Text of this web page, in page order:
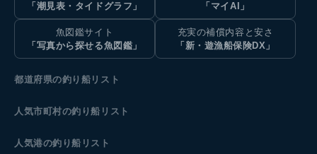
「潮見表・タイドグラフ」
「マイAI」
魚図鑑サイト
「写真から探せる魚図鑑」
充実の補償内容と安さ
「新・遊漁船保険DX」
都道府県の釣り船リスト
人気市町村の釣り船リスト
人気港の釣り船リスト